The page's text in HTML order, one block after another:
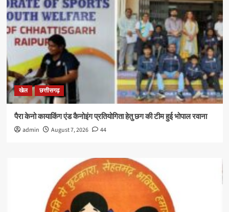
खेल छत्तीसगढ़
पैरा केनो कायाकिंग एंड कैनोइंग प्रतियोगिता हेतु छग की टीम हुई भोपाल रवाना
admin August 7, 2026 44